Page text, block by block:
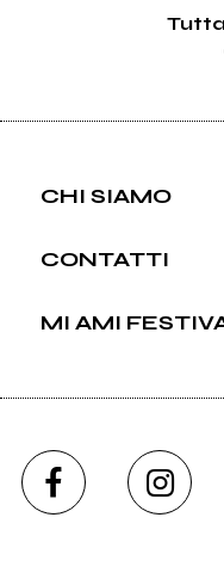
CHI SIAMO
CONTATTI
MI AMI